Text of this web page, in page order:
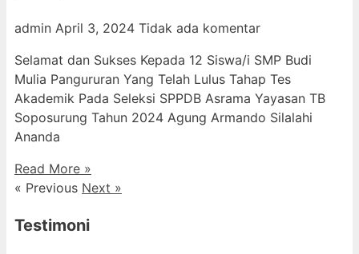
admin April 3, 2024 Tidak ada komentar
Selamat dan Sukses Kepada 12 Siswa/i SMP Budi
Mulia Pangururan Yang Telah Lulus Tahap Tes
Akademik Pada Seleksi SPPDB Asrama Yayasan TB
Soposurung Tahun 2024 Agung Armando Silalahi
⁠Ananda
Read More »
« Previous Next »
Testimoni